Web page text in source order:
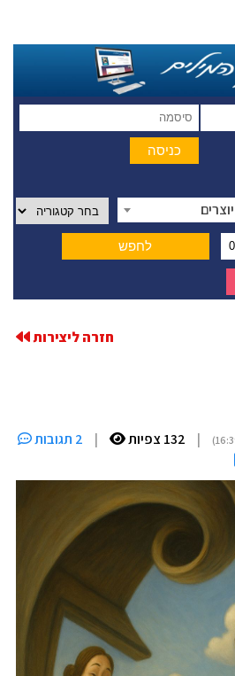
יוצרים
חזרה ליצירות
| 132 צפיות |
2 תגובות